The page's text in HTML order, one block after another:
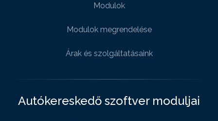
Modulok
Modulok megrendelése
Árak és szolgáltatásaink
Autókereskedő szoftver moduljai